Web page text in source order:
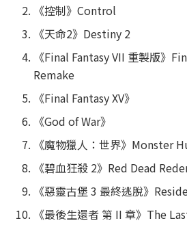
《控制》Control
《天命2》Destiny 2
《Final Fantasy VII 重製版》
Remake
《Final Fantasy XV》
《God of War》
《魔物獵人：世界》Monster
《碧血狂殺 2》Red Dead
《惡靈古堡 3 最終逃脫》
《最後生還者 第 II 章》The